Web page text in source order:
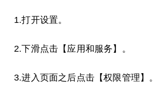
1.打开设置。
2.下滑点击【应用和服务】。
3.进入页面之后点击【权限管理】。